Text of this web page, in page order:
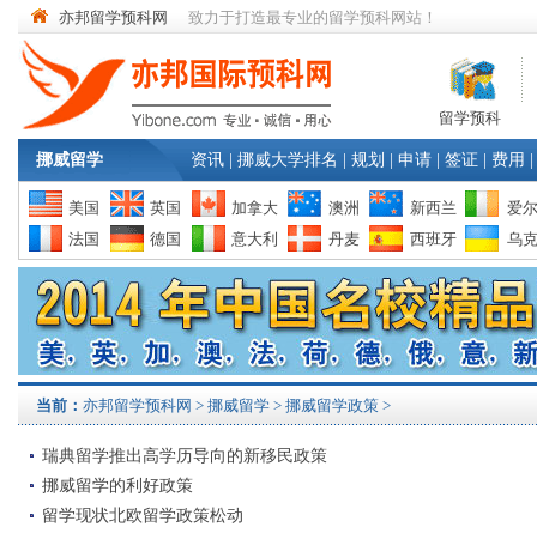
亦邦留学预科网 致力于打造最专业的留学预科网站！
留学预科
挪威留学 资讯 挪威大学排名 规划 申请 签证 费用
美国 英国 加拿大 澳洲 新西兰
爱
法国
德国 意大利 丹麦 西班牙 乌
当前： 亦邦留学预科网 > 挪威留学 > 挪威留学政策 >
瑞典留学推出高学历导向的新移民政策
挪威留学的利好政策
留学现状北欧留学政策松动